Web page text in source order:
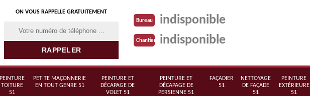
ON VOUS RAPPELLE GRATUITEMENT
Bureau indisponible
Chantier indisponible
PEINTURE
TOITURE
51
PETITE MAÇONNERIE
EN TOUT GENRE 51
PEINTURE ET
DÉCAPAGE DE
VOLET 51
PEINTURE ET
DÉCAPAGE DE
PERSIENNE 51
FAÇADIER
51
NETTOYAGE
DE FAÇADE
51
PEINTURE
EXTÉRIEURE
51